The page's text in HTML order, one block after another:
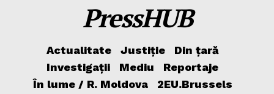
PressHUB
Actualitate Justiție
Din țară
Investigații
Mediu
Reportaje
În lume / R. Moldova
2EU.Brussels